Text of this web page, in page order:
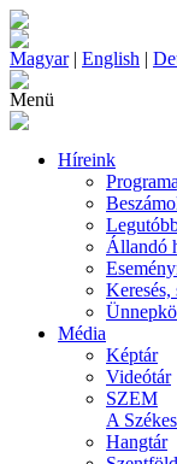
Magyar| English |
Menü
Híreink
Állandó
Keresés,
Média
Képtár
Videótár
SZEM
A
Hangtár